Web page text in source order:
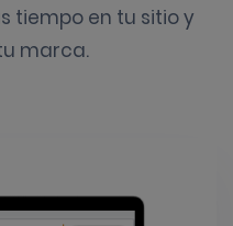
tiempo en tu sitio y
marca.